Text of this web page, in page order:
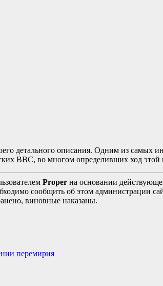
детального описания. Одним из самых
ВВС, во многом определивших ход
Proper на основании
сообщить об этом администрации
виновные наказаны.
перемирия